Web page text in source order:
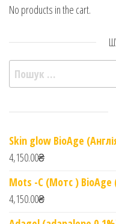
No products in the cart.
Пошук:
Skin glow BioAge
4,150.00₴
Mots -C (Мотс ) BioAge
4,150.00₴